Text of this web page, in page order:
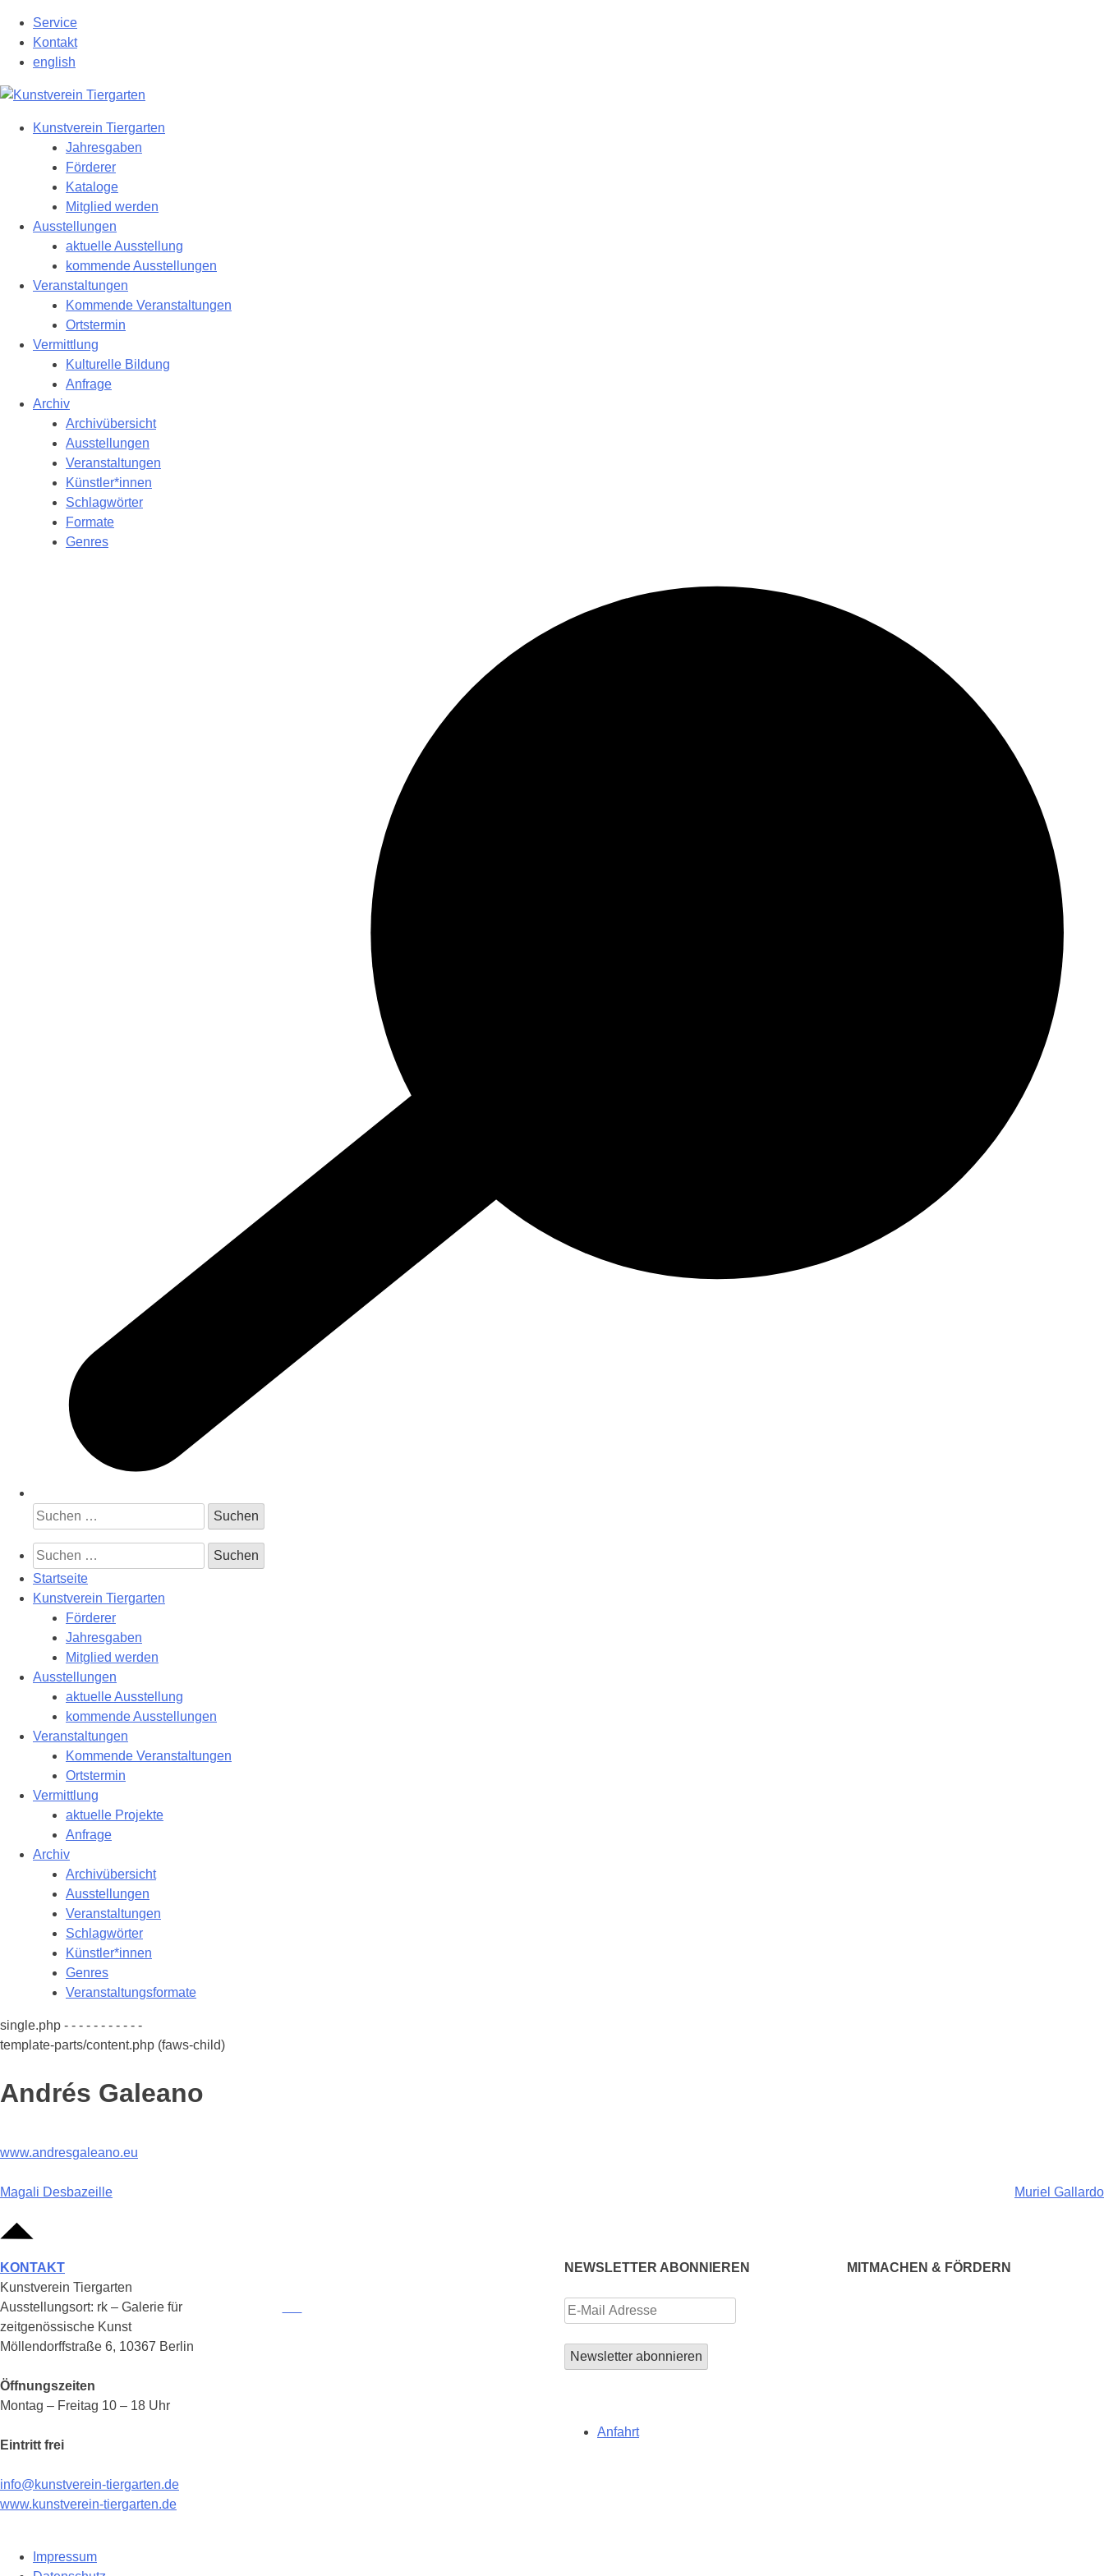
Hauptinhalt
springen
Service
Kontakt
english
Kunstverein Tiergarten
Jahresgaben
Förderer
Kataloge
Mitglied werden
Ausstellungen
aktuelle Ausstellung
kommende Ausstellungen
Veranstaltungen
Kommende Veranstaltungen
Ortstermin
Vermittlung
Kulturelle Bildung
Anfrage
Archiv
Archivübersicht
Ausstellungen
Veranstaltungen
Künstler*innen
Schlagwörter
Formate
Genres
Suchen
nach:
Suchen
nach:
Startseite
Kunstverein Tiergarten
Förderer
Jahresgaben
Mitglied werden
Ausstellungen
aktuelle Ausstellung
kommende Ausstellungen
Veranstaltungen
Kommende Veranstaltungen
Ortstermin
Vermittlung
aktuelle Projekte
Anfrage
Archiv
Archivübersicht
Ausstellungen
Veranstaltungen
Schlagwörter
Künstler*innen
Genres
Veranstaltungsformate
single.php - - - - - - - - - - -
template-parts/content.php (faws-child)
Andrés Galeano
www.andresgaleano.eu
Beitragsnavigation
Magali Desbazeille Muriel Gallardo
KONTAKT
Kunstverein Tiergarten
Ausstellungsort: rk – Galerie für
zeitgenössische Kunst
Möllendorffstraße 6, 10367 Berlin
Öffnungszeiten
Montag – Freitag 10 – 18 Uhr
Eintritt frei
info@kunstverein-tiergarten.de
www.kunstverein-tiergarten.de
NEWSLETTER ABONNIEREN
Anfahrt
MITMACHEN & FÖRDERN
Impressum